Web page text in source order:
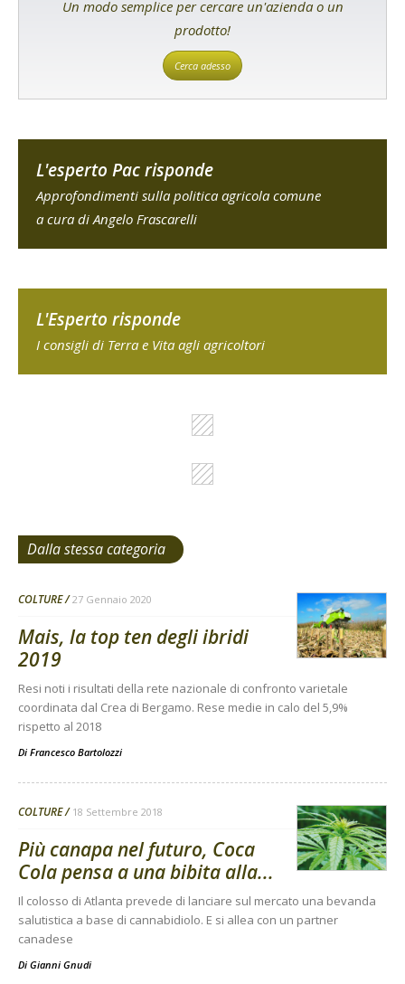
Un modo semplice per cercare un'azienda o un
prodotto!
Cerca adesso
L'esperto Pac risponde
Approfondimenti sulla politica agricola comune
a cura di Angelo Frascarelli
L'Esperto risponde
I consigli di Terra e Vita agli agricoltori
Dalla stessa categoria
COLTURE 27 Gennaio 2020
Mais, la top ten degli ibridi
2019
Resi noti i risultati della rete nazionale di confronto varietale
coordinata dal Crea di Bergamo. Rese medie in calo del 5,9%
rispetto al 2018
Di Francesco Bartolozzi
COLTURE 18 Settembre 2018
Più canapa nel futuro, Coca
Cola pensa a una bibita alla...
Il colosso di Atlanta prevede di lanciare sul mercato una bevanda
salutistica a base di cannabidiolo. E si allea con un partner
canadese
Di Gianni Gnudi